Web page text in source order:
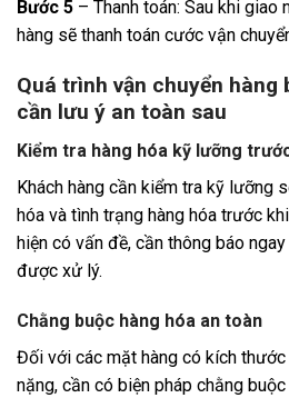
Bước 5 – Thanh toán: Sau khi giao
hàng sẽ thanh toán cước vận
Quá trình vận chuyển hàng
cần lưu ý an toàn sau
Kiểm tra hàng hóa kỹ lưỡng
Khách hàng cần kiểm tra kỹ lưỡng
hóa và tình trạng hàng hóa trước
hiện có vấn đề, cần thông báo
được xử lý.
Chằng buộc hàng hóa an toàn
Đối với các mặt hàng có kích
nặng, cần có biện pháp chằng